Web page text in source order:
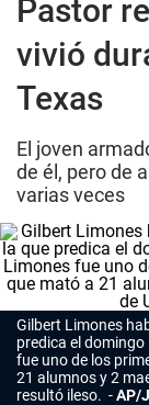
Pastor
vivió
Texas
El joven
de él, pero de
varias veces
Gilbert Limones
predica el domingo
fue uno de los
21 alumnos y 2
resultó ileso.
AP/